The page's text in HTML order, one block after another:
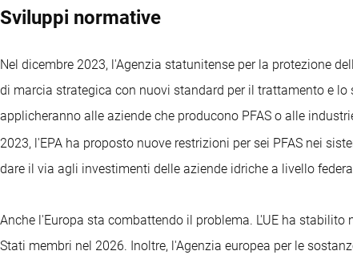
Sviluppi normative
Nel dicembre 2023, l'Agenzia statunitense per la protezione
di marcia strategica con nuovi standard per il trattamento e lo
applicheranno alle aziende che producono PFAS o alle
2023, l'EPA ha proposto nuove restrizioni per sei PFAS nei
dare il via agli investimenti delle aziende idriche a livello
Anche l'Europa sta combattendo il problema. L'UE ha
Stati membri nel 2026. Inoltre, l'Agenzia europea per le